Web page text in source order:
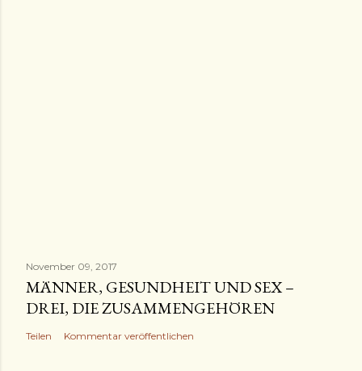
November 09, 2017
MÄNNER, GESUNDHEIT UND SEX –
DREI, DIE ZUSAMMENGEHÖREN
Teilen Kommentar veröffentlichen